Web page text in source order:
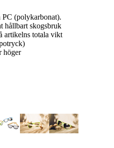
PC (polykarbonat).
hållbart skogsbruk
artikelns totala vikt
höger